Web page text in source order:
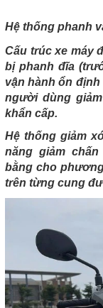
Hệ thống phanh
Cấu trúc xe máy
bị phanh đĩa
vận hành ổn
người dùng
khẩn cấp.
Hệ thống giảm
năng giảm
bằng cho
trên từng cung